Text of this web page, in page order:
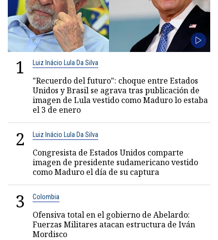
1 Luiz Inácio Lula Da Silva
"Recuerdo del futuro": choque entre Estados
Unidos y Brasil se agrava tras publicación de
imagen de Lula vestido como Maduro lo estaba
el 3 de enero
2 Luiz Inácio Lula Da Silva
Congresista de Estados Unidos comparte
imagen de presidente sudamericano vestido
como Maduro el día de su captura
3 Colombia
Ofensiva total en el gobierno de Abelardo:
Fuerzas Militares atacan estructura de Iván
Mordisco